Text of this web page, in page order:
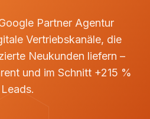
Partner Agentur
Vertriebskanäle, die
Neukunden liefern –
und im Schnitt +215 %
Leads.